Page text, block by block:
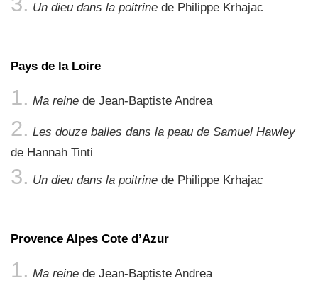
Un dieu dans la poitrine de Philippe Krhajac
Pays de la Loire
Ma reine de Jean-Baptiste Andrea
Les douze balles dans la peau de Samuel Hawley
de Hannah Tinti
Un dieu dans la poitrine de Philippe Krhajac
Provence Alpes Cote d’Azur
Ma reine de Jean-Baptiste Andrea